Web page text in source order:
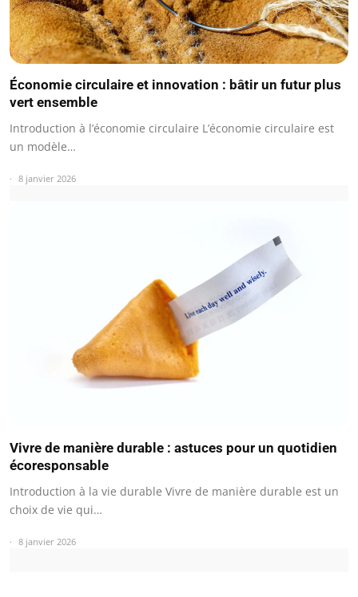
Économie circulaire et innovation : bâtir un futur plus
vert ensemble
Introduction à l’économie circulaire L’économie circulaire est
un modèle…
8 janvier 2026
Vivre de manière durable : astuces pour un quotidien
écoresponsable
Introduction à la vie durable Vivre de manière durable est un
choix de vie qui…
8 janvier 2026